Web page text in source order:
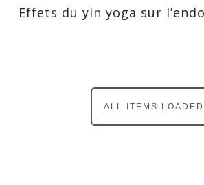
Effets du yin yoga sur